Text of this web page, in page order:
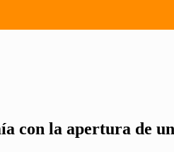
con la apertura de